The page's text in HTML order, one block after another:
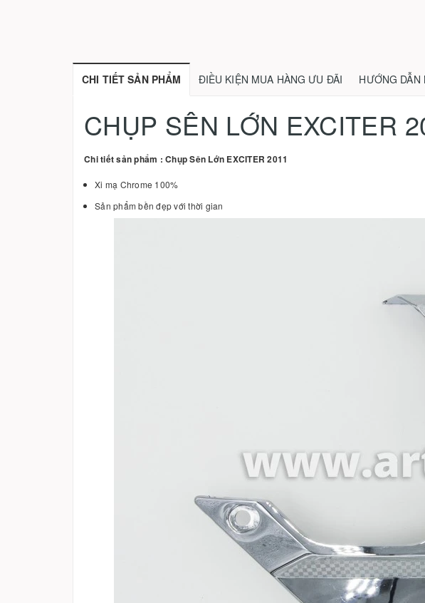
CHI TIẾT SẢN PHẨM ĐIỀU KIỆN MUA HÀNG ƯU ĐÃI HƯỚNG DẪN
CHỤP SÊN LỚN EXCITER
Chi tiết sản phẩm : Chụp Sên Lớn EXCITER 2011
Xi mạ Chrome 100%
Sản phẩm bền đẹp với thời gian